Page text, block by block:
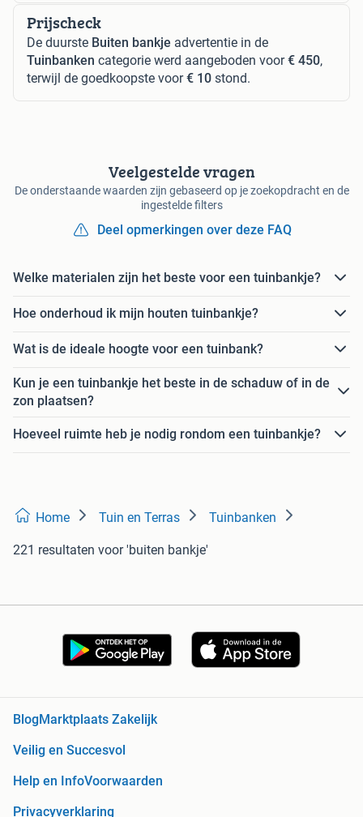
Prijscheck
De duurste Buiten bankje advertentie in de
Tuinbanken categorie werd aangeboden voor€ 450,
terwijl de goedkoopste voor€ 10 stond.
Veelgestelde vragen
De onderstaande waarden zijn gebaseerd op je zoekopdracht en de
ingestelde filters
Deel opmerkingen over deze FAQ
Welke materialen zijn het beste voor een tuinbankje?
Hoe onderhoud ik mijn houten tuinbankje?
Wat is de ideale hoogte voor een tuinbank?
Kun je een tuinbankje het beste in de schaduw of in de
zon plaatsen?
Hoeveel ruimte heb je nodig rondom een tuinbankje?
Home Tuin en Terras Tuinbanken
221 resultaten voor 'buiten bankje'
BlogMarktplaats Zakelijk
Veilig en Succesvol
Help en InfoVoorwaarden
Privacyverklaring